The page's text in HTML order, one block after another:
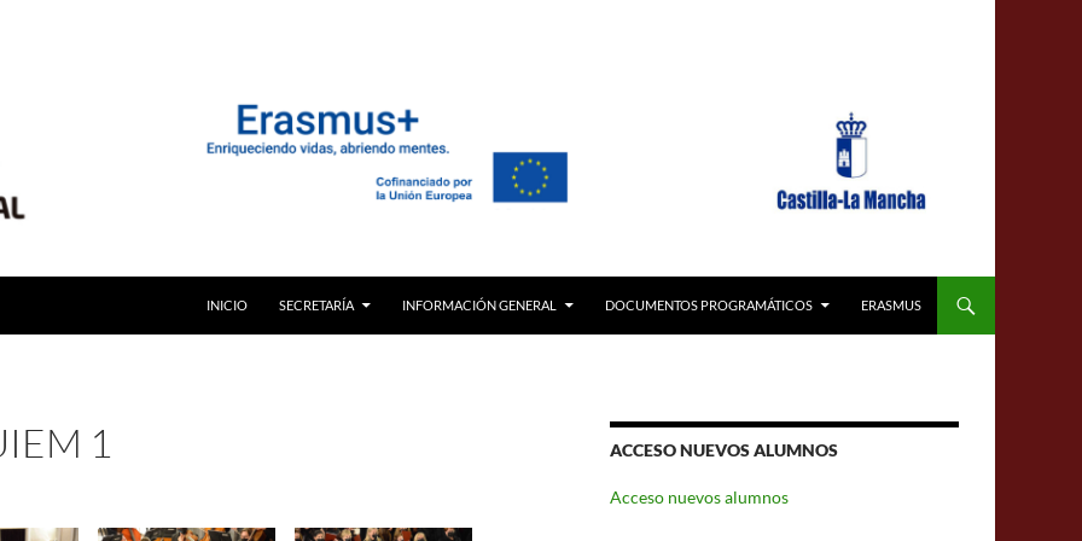
INICIO SECRETARÍA INFORMACIÓN GENERAL DOCUMENTOS PROGRAMÁTICOS ERASMUS
1 ACCESO NUEVOS ALUMNOS
Acceso nuevos alumnos